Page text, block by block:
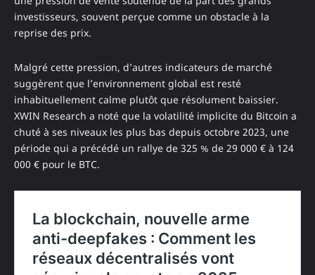
investisseurs, souvent perçue comme un obstacle à la
reprise des prix.
Malgré cette pression, d’autres indicateurs de marché
suggèrent que l’environnement global est resté
inhabituellement calme plutôt que résolument baissier.
XWIN Research a noté que la volatilité implicite du Bitcoin a
chuté à ses niveaux les plus bas depuis octobre 2023, une
période qui a précédé un rallye de 325 % de 29 000 € à 124
000 € pour le BTC.